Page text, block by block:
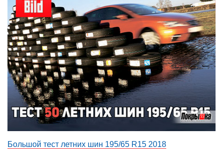
Большой тест летних шин 195/65 R15 2018